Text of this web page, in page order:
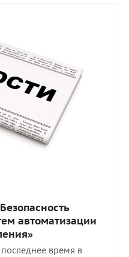
автоматизации
время в